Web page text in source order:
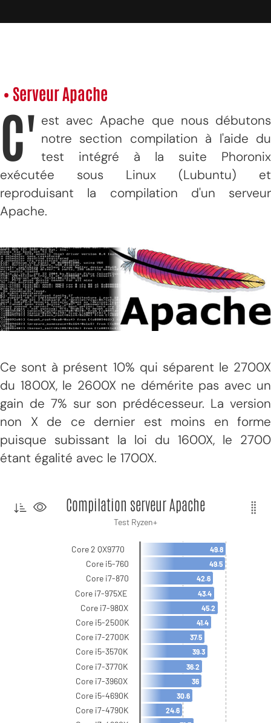
• Serveur Apache
C' est avec Apache que nous débutons
notre section compilation à l'aide du
test intégré à la suite Phoronix
exécutée sous Linux (Lubuntu) et
reproduisant la compilation d'un serveur
Apache.
Ce sont à présent 10% qui séparent le 2700X
du 1800X, le 2600X ne démérite pas avec un
gain de 7% sur son prédécesseur. La version
non X de ce dernier est moins en forme
puisque subissant la loi du 1600X, le 2700
étant égalité avec le 1700X.